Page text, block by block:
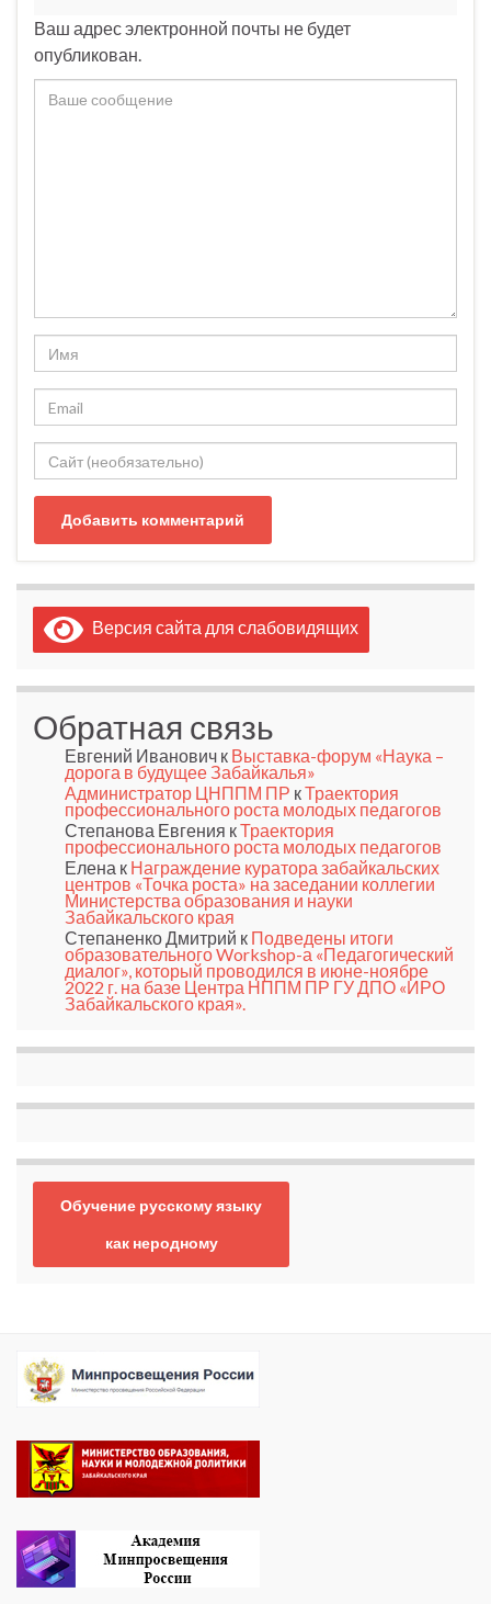
Ваш адрес электронной почты не будет
опубликован.
Версия сайта для слабовидящих
Обратная связь
Евгений Иванович к Выставка-форум «Наука –
дорога в будущее Забайкалья»
Администратор ЦНППМ ПР кТраектория
профессионального роста молодых педагогов
Степанова Евгения кТраектория
профессионального роста молодых педагогов
Елена к Награждение куратора забайкальских
центров «Точка роста» на заседании коллегии
Министерства образования и науки
Забайкальского края
Степаненко Дмитрий к Подведены итоги
образовательного Workshop-а «Педагогический
диалог», который проводился в июне-ноябре
2022 г. на базе Центра НППМ ПР ГУ ДПО «ИРО
Забайкальского края».
Обучение русскому языку
как неродному